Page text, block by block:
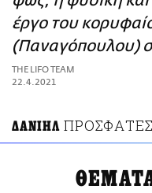
ΑΜΠΑ
PRINT
έργο του
(Παναγόπουλου)
THE LIFO TEAM
22.4.2021
ΔΑΝΙΗΛ ΠΡΟΣΦΑΤΕΣ